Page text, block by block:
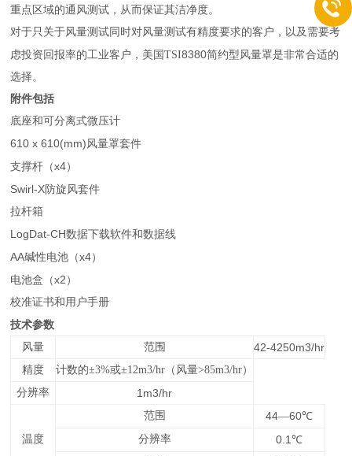
重点区域的通风测试，从而保证其洁净度。
对于只关于风量测试同时对风量测试有精度要求的客户，以及需要考
虑投资回报率的工业客户，美国TSI8380简约型风量罩是非常合适的
选择。
附件包括
底座和可分离式微压计
610 x 610(mm) 风量罩套件
支撑杆（x4）
Swirl-X防旋风套件
拉杆箱
LogDat-CH数据下载软件和数据线
AA碱性电池（x4）
电池盒（x2 ）
校准证书和用户手册
技术参数
风量 范围 42-4250m3/hr
精度 计数的±3%或±12m3/hr（风量>85m3/hr）
分辨率
1m3/hr
温度
范围 44—60℃
分辨率
0.1℃